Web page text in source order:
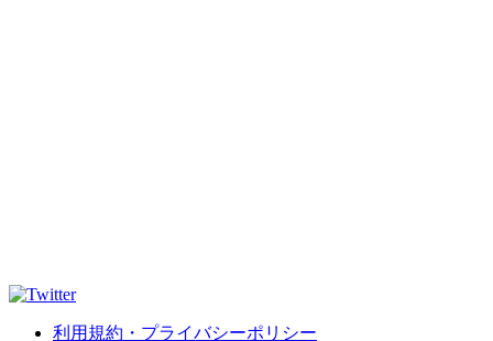
利用規約・プライバシーポリシー